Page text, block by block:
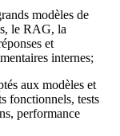
modèles de
le RAG, la
et
internes;
aux modèles et
fonctionnels, tests
performance